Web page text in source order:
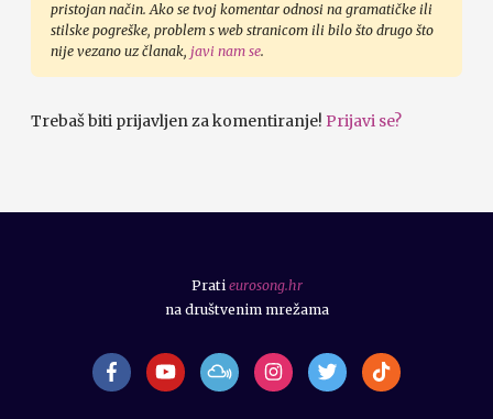
pristojan način. Ako se tvoj komentar odnosi na gramatičke ili
stilske pogreške, problem s web stranicom ili bilo što drugo što
nije vezano uz članak, javi nam se.
Trebaš biti prijavljen za komentiranje! Prijavi se?
Prati eurosong.hr
na društvenim mrežama